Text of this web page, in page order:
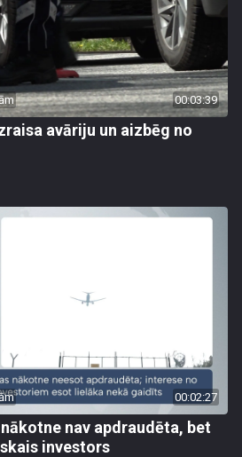
00:03:39
avāriju un aizbēg no
00:02:27
nav apdraudēta, bet
investors